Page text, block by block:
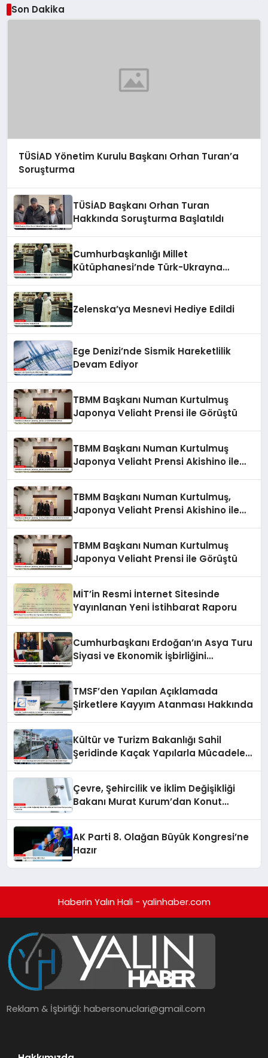
Son Dakika
TÜSİAD Yönetim Kurulu Başkanı Orhan Turan’a
Soruşturma
TÜSİAD Başkanı Orhan Turan
Hakkında Soruşturma Başlatıldı
Cumhurbaşkanlığı Millet
Kütüphanesi’nde Türk-Ukrayna
Zelenska’ya Mesnevi Hediye Edildi
Ege Denizi’nde Sismik Hareketlilik
Devam Ediyor
TBMM Başkanı Numan Kurtulmuş
Japonya Veliaht Prensi ile Görüştü
TBMM Başkanı Numan Kurtulmuş
Japonya Veliaht Prensi Akishino ile
TBMM Başkanı Numan Kurtulmuş,
Japonya Veliaht Prensi Akishino ile
TBMM Başkanı Numan Kurtulmuş
Japonya Veliaht Prensi ile Görüştü
MİT’in Resmi İnternet Sitesinde
Yayınlanan Yeni İstihbarat Raporu
Cumhurbaşkanı Erdoğan’ın Asya Turu
Siyasi ve Ekonomik İşbirliğini
TMSF’den Yapılan Açıklamada
Şirketlere Kayyım Atanması Hakkında
Kültür ve Turizm Bakanlığı Sahil
Şeridinde Kaçak Yapılarla Mücadele
Çevre, Şehircilik ve İklim Değişikliği
Bakanı Murat Kurum’dan Konut
AK Parti 8. Olağan Büyük Kongresi’ne
Hazır
Haberin Yalın Hali - yalinhaber.com
Reklam & İşbirliği:habersonuclari@gmail.com